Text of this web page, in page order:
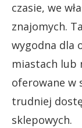
czasie, we
znajomych.
wygodna dla
miastach lub
oferowane w
trudniej
sklepowych.